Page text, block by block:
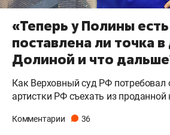
«Теперь у Полины
поставлена ли точка
Долиной и что
Как Верховный суд РФ потребовал
артистки РФ съехать из проданной
Комментарии 36